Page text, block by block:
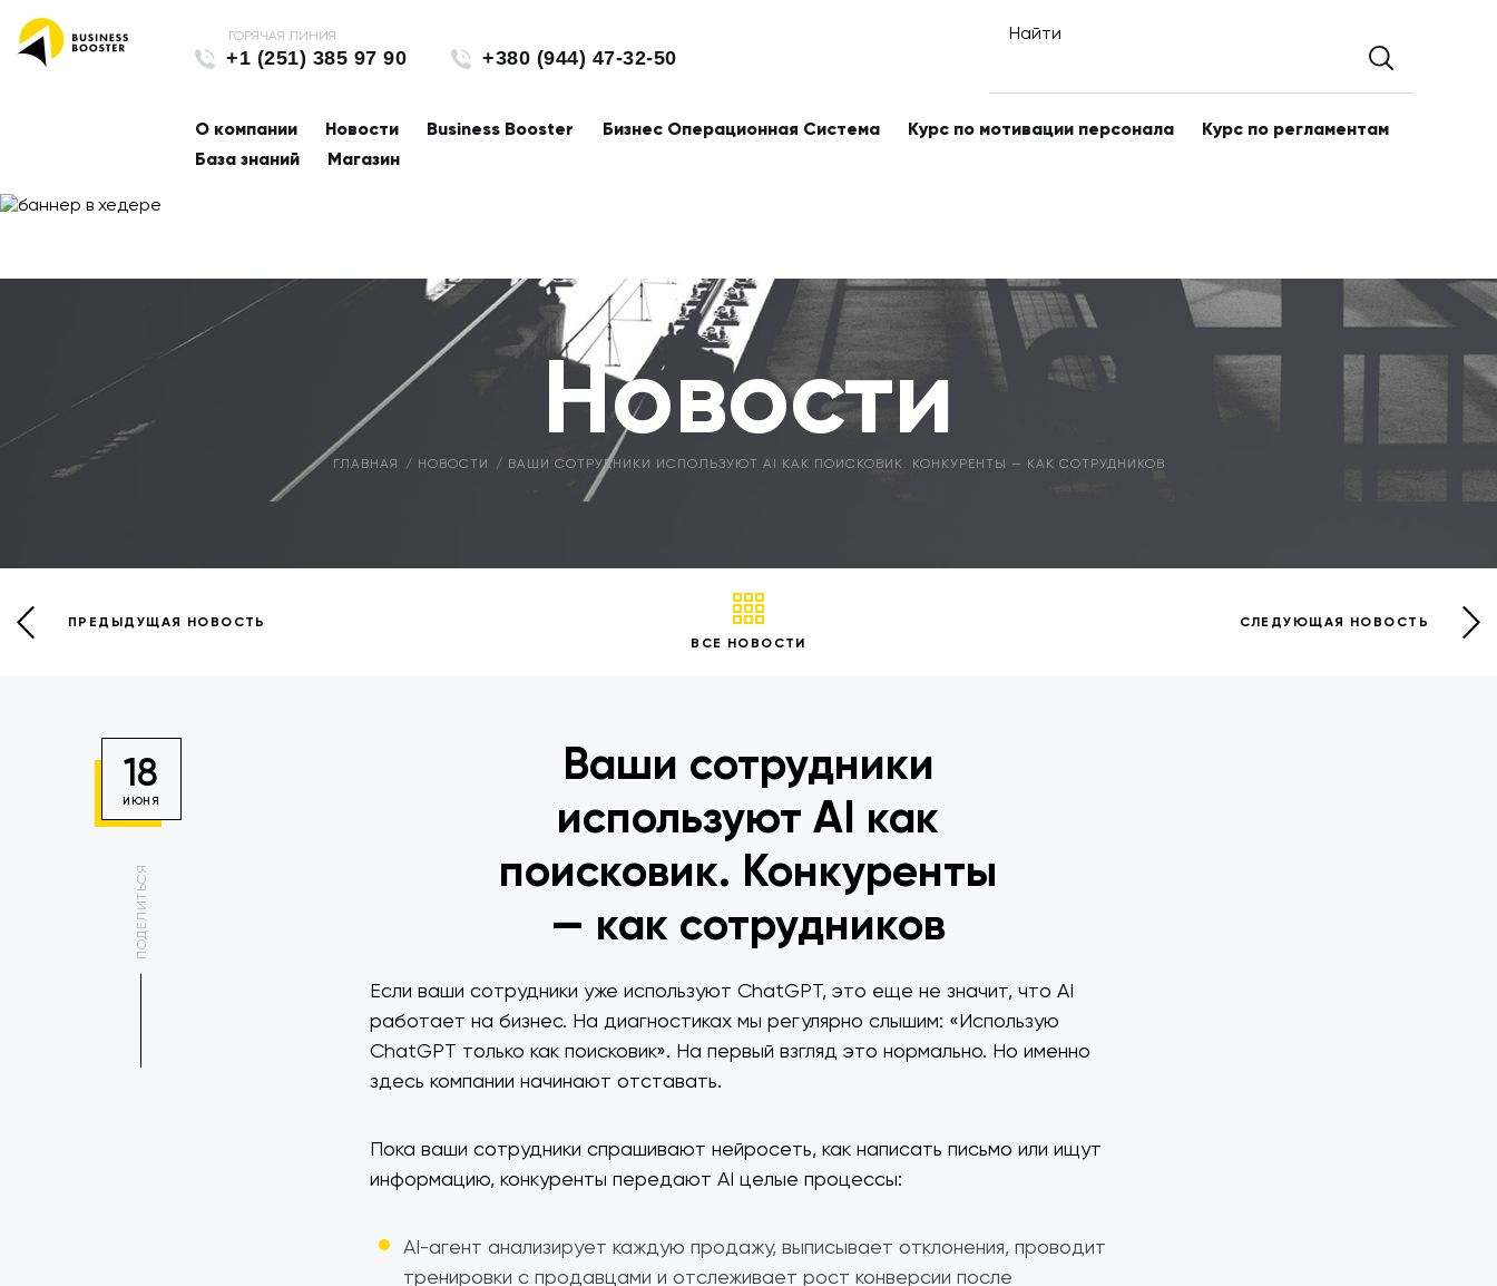
+1 (251) 385 97 90 +380 (944) 47-32-50
Найти
О компании Новости Business Booster Бизнес Операционная Система Курс по мотивации персонала
Курс по регламентам
База знаний
Магазин
Новости
ГЛАВНАЯ НОВОСТИ ВАШИ СОТРУДНИКИ ИСПОЛЬЗУЮТ AI КАК ПОИСКОВИК. КОНКУРЕНТЫ — КАК СОТРУДНИКОВ
ПРЕДЫДУЩАЯ НОВОСТЬ
ВСЕ НОВОСТИ
СЛЕДУЮЩАЯ НОВОСТЬ
18
ИЮНЯ
ПОДЕЛИТЬСЯ
Ваши сотрудники
используют AI как
поисковик. Конкуренты
— как сотрудников
Если ваши сотрудники уже используют ChatGPT, это еще не значит, что AI
работает на бизнес. На диагностиках мы регулярно слышим: «Использую
ChatGPT только как поисковик». На первый взгляд это нормально. Но именно
здесь компании начинают отставать.
Пока ваши сотрудники спрашивают нейросеть, как написать письмо или ищут
информацию, конкуренты передают AI целые процессы:
AI-агент анализирует каждую продажу, выписывает отклонения, проводит
тренировки с продавцами и отслеживает рост конверсии после